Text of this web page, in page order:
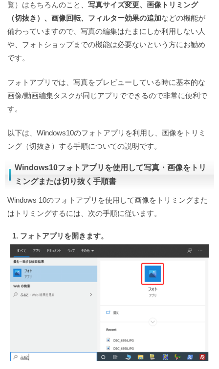
覧）はもちろんのこと、 写真サイズ変更、画像トリミング
（切抜き）、画像回転、フィルター効果の追加などの機能が
備わっていますので、写真の編集はたまにしか利用しない人
や、フォトショップまでの機能は必要ないという方にお勧め
です。
フォトアプリでは、写真をプレビューしている時に基本的な
画像/動画編集タスクが同じアプリでできるので非常に便利で
す。
以下は、Windows10のフォトアプリを利用し、画像をトリミ
ング（切抜き）する手順についての説明です。
Windows10フォトアプリを使用して写真・画像をトリ
ミングまたは切り抜く手順書
Windows 10のフォトアプリを使用して画像をトリミングまた
はトリミングするには、次の手順に従います。
1. フォトアプリを開きます。